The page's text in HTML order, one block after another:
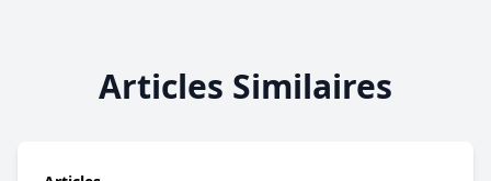
Articles Similaires